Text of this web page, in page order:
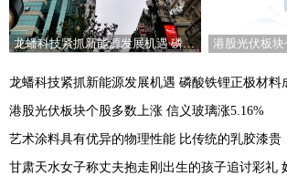
龙蟠科技紧抓新能源发展机遇 磷酸铁锂正极材料成新利润增长点
龙蟠科技紧抓新能源发展机遇 磷酸铁锂正极材料
港股光伏板块个股多数上涨 信义玻璃涨5.16%
艺术涂料具有优异的物理性能 比传统的乳胶漆贵
甘肃天水女子称丈夫抱走刚出生的孩子追讨彩礼